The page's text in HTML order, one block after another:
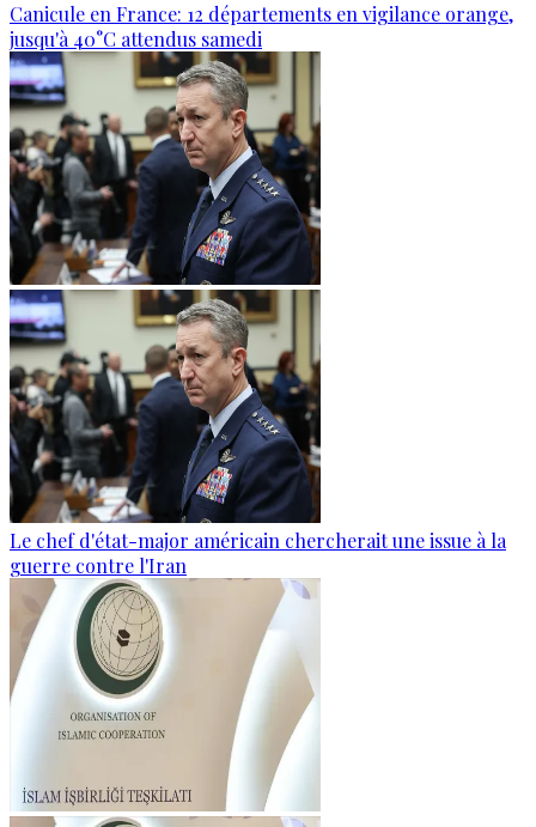
Canicule en France: 12 départements en vigilance orange,
jusqu'à 40°C attendus samedi
Le chef d'état-major américain chercherait une issue à la
guerre contre l'Iran